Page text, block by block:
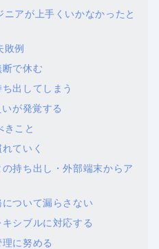
アが上手くいかなかったと
敗例
で休む
出してしまう
が発覚する
きこと
ていく
持ち出し・外部端末からア
ついて漏らさない
シブルに対応する
に努める